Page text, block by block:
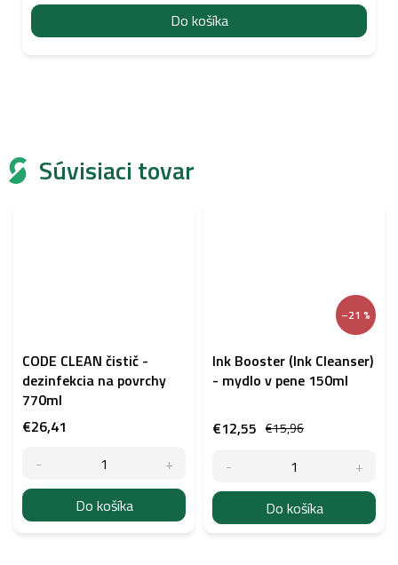
Súvisiaci tovar
CODE CLEAN čistič -
dezinfekcia na povrchy
770ml
€26,41
Do košíka
–21 %
Ink Booster (Ink Cleanser)
- mydlo v pene 150ml
€15,96
€12,55
Do košíka
Do košíka